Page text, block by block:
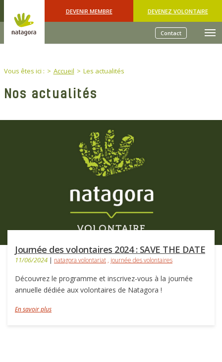
DEVENIR MEMBRE DEVENEZ VOLONTAIRE
Contact
You are here:
Vous êtes ici : Accueil Les actualités
Nos actualités
Journée des volontaires 2024 : SAVE THE DATE
11/06/2024 | natagora volontariat , journée des volontaires
Découvrez le programme et inscrivez-vous à la journée
annuelle dédiée aux volontaires de Natagora !
En savoir plus